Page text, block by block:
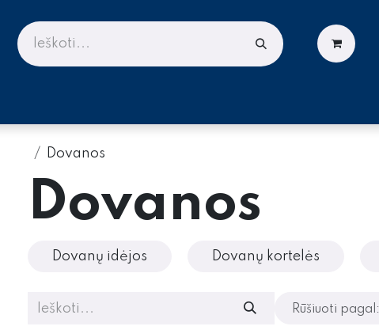
Dovanos
Dovanos
Dovanų idėjos Dovanų kortelės
Rūšiuoti pagal: